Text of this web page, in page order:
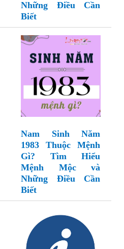
Những Điều Cần
Biết
Nam Sinh Năm
1983 Thuộc Mệnh
Gì? Tìm Hiểu
Mệnh Mộc và
Những Điều Cần
Biết